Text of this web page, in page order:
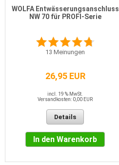
WOLFA Entwässerungsanschluss
NW 70 für PROFI-Serie
13 Meinungen
26,95 EUR
incl. 19 % MwSt.
Versandkosten: 0,00 EUR
Details
In den Warenkorb